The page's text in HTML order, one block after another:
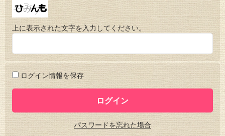
上に表示された文字を入力してください。
ログイン情報を保存
パスワードを忘れた場合